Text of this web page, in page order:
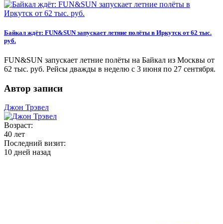
Байкал ждёт: FUN&SUN запускает летние полёты в Иркутск от 62 тыс.
руб.
FUN&SUN запускает летние полёты на Байкал из Москвы от
62 тыс. руб. Рейсы дважды в неделю с 3 июня по 27 сентября.
Автор записи
Джон Трэвел
Возраст:
40 лет
Последний визит:
10 дней назад